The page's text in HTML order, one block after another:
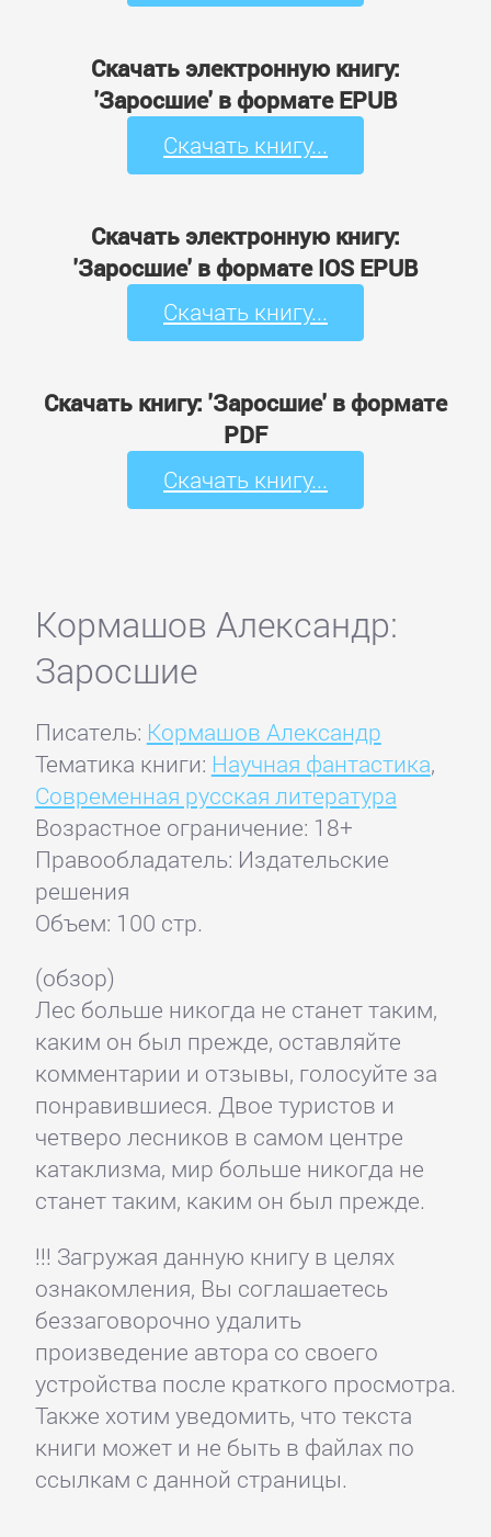
Скачать электронную книгу:
'Заросшие' в формате EPUB
Скачать книгу...
Скачать электронную книгу:
'Заросшие' в формате IOS EPUB
Скачать книгу...
Скачать книгу: 'Заросшие' в формате
PDF
Скачать книгу...
Кормашов Александр:
Заросшие
Писатель: Кормашов Александр
Тематика книги: Научная фантастика,
Современная русская литература
Возрастное ограничение: 18+
Правообладатель: Издательские
решения
Объем: 100 стр.
(обзор)
Лес больше никогда не станет таким,
каким он был прежде, оставляйте
комментарии и отзывы, голосуйте за
понравившиеся. Двое туристов и
четверо лесников в самом центре
катаклизма, мир больше никогда не
станет таким, каким он был прежде.
!!! Загружая данную книгу в целях
ознакомления, Вы соглашаетесь
беззаговорочно удалить
произведение автора со своего
устройства после краткого просмотра.
Также хотим уведомить, что текста
книги может и не быть в файлах по
ссылкам с данной страницы.